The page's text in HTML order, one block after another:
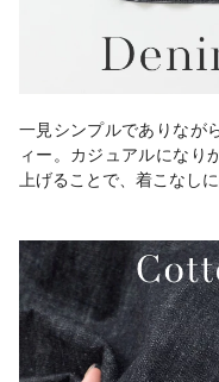
一見シンプルでありなが
ィー。カジュアルになり
上げることで、着こなし